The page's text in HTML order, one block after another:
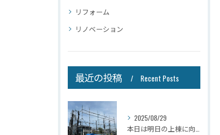
リフォーム
リノベーション
最近の投稿 Recent Posts
2025/08/29